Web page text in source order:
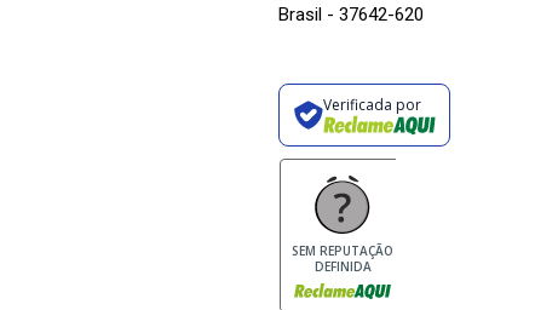
Brasil - 37642-620
Verificada por
SEM REPUTAÇÃO
DEFINIDA